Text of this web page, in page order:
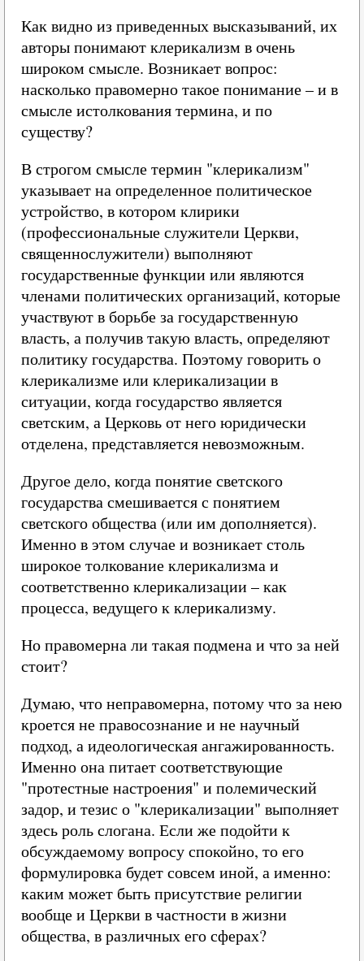
Как видно из приведенных высказываний, их
авторы понимают клерикализм в очень
широком смысле. Возникает вопрос:
насколько правомерно такое понимание – и в
смысле истолкования термина, и по
существу?
В строгом смысле термин "клерикализм"
указывает на определенное политическое
устройство, в котором клирики
(профессиональные служители Церкви,
священнослужители) выполняют
государственные функции или являются
членами политических организаций, которые
участвуют в борьбе за государственную
власть, а получив такую власть, определяют
политику государства. Поэтому говорить о
клерикализме или клерикализации в
ситуации, когда государство является
светским, а Церковь от него юридически
отделена, представляется невозможным.
Другое дело, когда понятие светского
государства смешивается с понятием
светского общества (или им дополняется).
Именно в этом случае и возникает столь
широкое толкование клерикализма и
соответственно клерикализации – как
процесса, ведущего к клерикализму.
Но правомерна ли такая подмена и что за ней
стоит?
Думаю, что неправомерна, потому что за нею
кроется не правосознание и не научный
подход, а идеологическая ангажированность.
Именно она питает соответствующие
"протестные настроения" и полемический
задор, и тезис о "клерикализации" выполняет
здесь роль слогана. Если же подойти к
обсуждаемому вопросу спокойно, то его
формулировка будет совсем иной, а именно:
каким может быть присутствие религии
вообще и Церкви в частности в жизни
общества, в различных его сферах?